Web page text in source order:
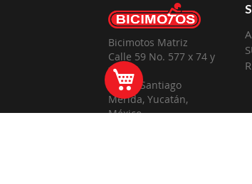
Mi Carrito
Bicimotos Matriz
Calle 59 No. 577 x 74 y
72
Barrio Santiago
Mérida, Yucatán,
México